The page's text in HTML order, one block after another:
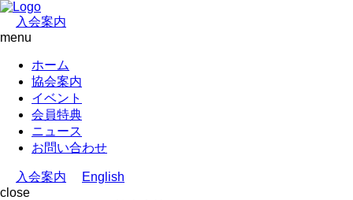
入会案内
menu
ホーム
協会案内
イベント
会員特典
ニュース
お問い合わせ
入会案内
English
close